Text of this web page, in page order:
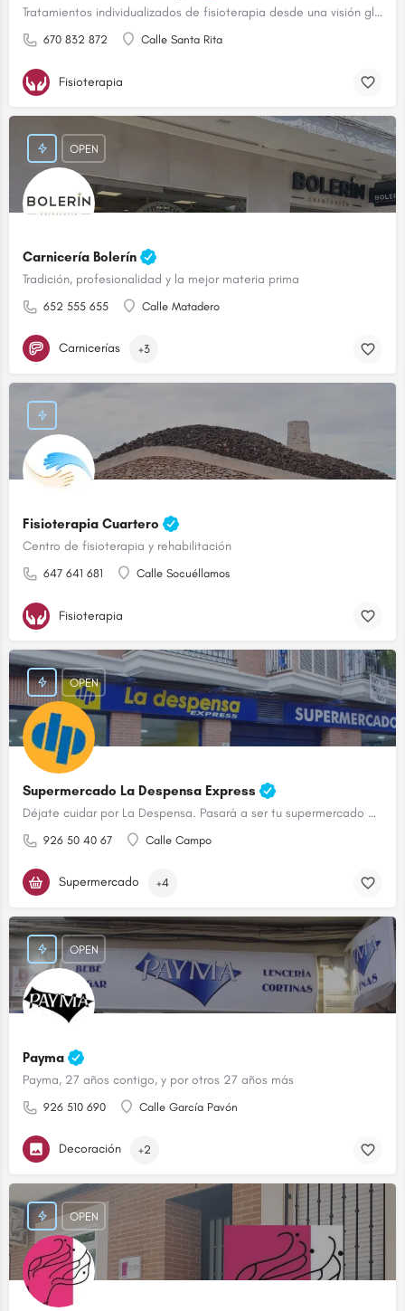
Tratamientos individualizados de fisioterapia desde una visión global
670 832 872 Calle Santa Rita
Fisioterapia
Carnicería Bolerín
Tradición, profesionalidad y la mejor materia prima
652 555 655 Calle Matadero
OPEN
Carnicerías +3
Fisioterapia Cuartero
Centro de fisioterapia y rehabilitación
647 641 681 Calle Socuéllamos
Fisioterapia
Supermercado La Despensa Express
Déjate cuidar por La Despensa. Pasará a ser tu supermercado de confianza.
926 50 40 67 Calle Campo
OPEN
Supermercado +4
Payma
Payma, 27 años contigo, y por otros 27 años más
926 510 690 Calle García Pavón
OPEN
Decoración +2
OPEN